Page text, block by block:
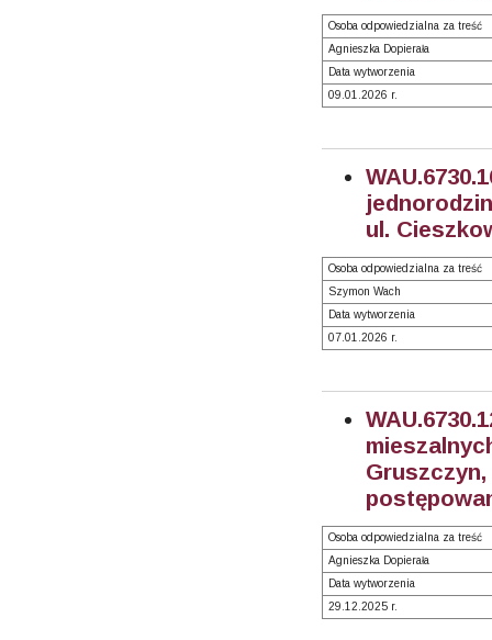
Osoba odpowiedzialna za treść
Agnieszka Dopierała
Data wytworzenia
09.01.2026 r.
ul.
Osoba odpowiedzialna za treść
Szymon Wach
Data wytworzenia
07.01.2026 r.
Osoba odpowiedzialna za treść
Agnieszka Dopierała
Data wytworzenia
29.12.2025 r.